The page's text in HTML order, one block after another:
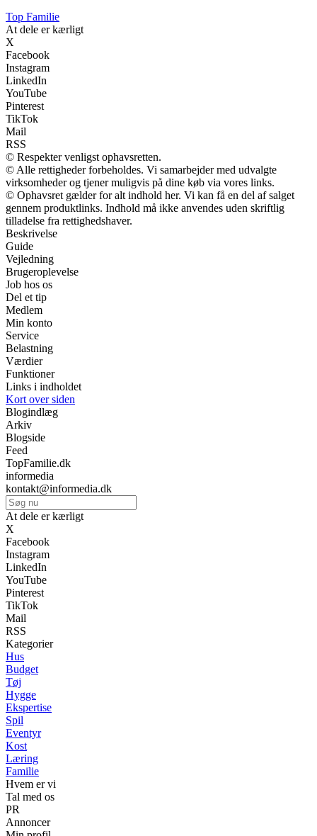
Top Familie
At dele er kærligt
X
Facebook
Instagram
LinkedIn
YouTube
Pinterest
TikTok
Mail
RSS
© Respekter venligst ophavsretten.
© Alle rettigheder forbeholdes. Vi samarbejder med udvalgte
virksomheder og tjener muligvis på dine køb via vores links.
© Ophavsret gælder for alt indhold her. Vi kan få en del af salget
gennem produktlinks. Indhold må ikke anvendes uden skriftlig
tilladelse fra rettighedshaver.
Beskrivelse
Guide
Vejledning
Brugeroplevelse
Job hos os
Del et tip
Medlem
Min konto
Service
Belastning
Værdier
Funktioner
Links i indholdet
Kort over siden
Blogindlæg
Arkiv
Blogside
Feed
TopFamilie.dk
informedia
kontakt@informedia.dk
At dele er kærligt
X
Facebook
Instagram
LinkedIn
YouTube
Pinterest
TikTok
Mail
RSS
Kategorier
Hus
Budget
Tøj
Hygge
Ekspertise
Spil
Eventyr
Kost
Læring
Familie
Hvem er vi
Tal med os
PR
Annoncer